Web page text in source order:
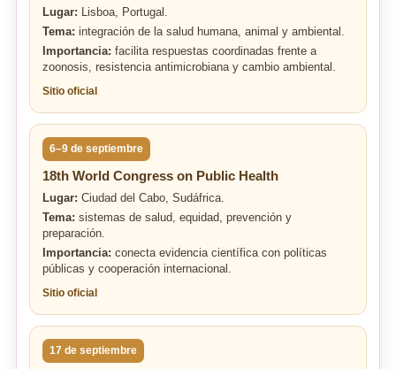
Lugar: Lisboa, Portugal.
Tema: integración de la salud humana, animal y ambiental.
Importancia: facilita respuestas coordinadas frente a
zoonosis, resistencia antimicrobiana y cambio ambiental.
Sitio oficial
6–9 de septiembre
18th World Congress on Public Health
Lugar: Ciudad del Cabo, Sudáfrica.
Tema: sistemas de salud, equidad, prevención y
preparación.
Importancia: conecta evidencia científica con políticas
públicas y cooperación internacional.
Sitio oficial
17 de septiembre